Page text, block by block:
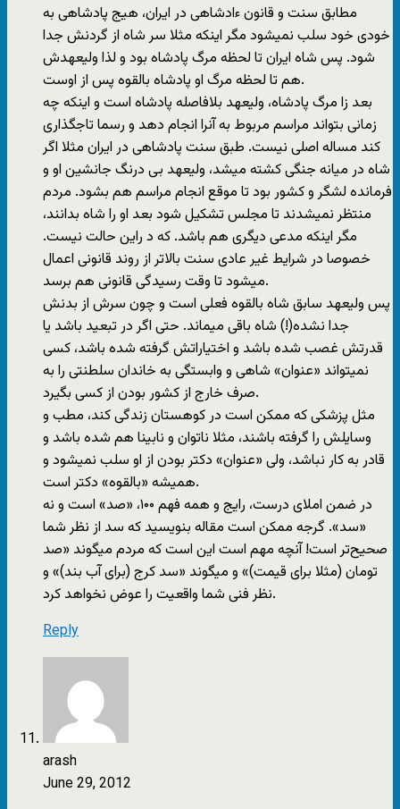
مطابق سنت و قانون ءادشاهی در ایران،‌ هیج پادشاهی به
خودی خود سلب نمیشود مگر اینکه مثلا سر شاه از گردنش جدا
شود. پس شاه ایران تا لحظه مرگ پادشاه بود و لذا ولیعهدش
هم تا لحظه مرگ او پادشاه بالقوه پس از اوست.
بعد زا مرگ پادشاه، ولیعهد بلافاصله پادشاه است و اینکه چه
زمانی بتواند مراسم مربوط به آنرا انجام دهد و رسما تاجگذاری
کند مساله اصلی نیست. طبق سنت پادشاهی در ایران مثلا اگر
شاه در میانه جنگی کشته میشد،‌ ولیعهد بی درنگ جانشین او و
فرمانده لشگر و کشور بود تا موقع انجام مراسم هم بشود. مردم
منتظر نمیشدند تا مجلس تشکیل شود بعد او را شاه بدانند،‌
مگر اینکه مدعی دیگری هم باشد. که د راین حالت نیست.
خصوصا در شرایط غیر عادی سنت بالاتر از روند قانونی اعمال
میشود تا وقت رسیدگی قانونی هم برسد.
پس ولیعهد سابق شاه بالقوه فعلی است و چون سرش از بدنش
جدا نشده(!) شاه باقی میماند. حتی اگر در تبعید باشد یا
قدرتش غصب شده باشد و اختیاراتش گرفته شده باشد، کسی
نمیتواند «عنوان» شاهی و وابستگی به خاندان سلطنتی را به
صرف خارج از کشور بودن از کسی بگیرد.
مثل پزشکی که ممکن است در کوهستان زندگی کند، مطب و
وسایلش را گرفته باشند، مثلا ناتوان و نابینا هم شده باشد و
قادر به کار نباشد، ولی «عنوان» دکتر بودن از او سلب نمیشود و
همیشه «بالقوه» دکتر است.
در ضمن املای درست، رایج و همه فهم ۱۰۰، «صد» است و نه
«سد». گرجه ممکن است مقاله بنویسید که سد از نظر شما
صحیح‌تر است! آنچه مهم است این است که مردم میگوند «صد
تومان (مثلا برای قیمت)» و میگوند «سد کرج (برای آب بند)» و
نظر فنی شما واقعیت را عوض نخواهد کرد.
Reply
arash
June 29, 2012